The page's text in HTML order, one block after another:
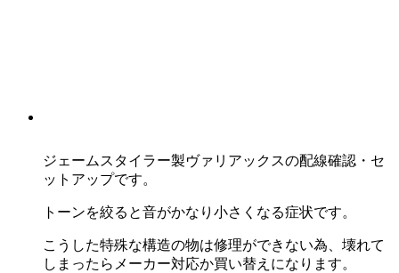
ジェームスタイラー製ヴァリアックスの配線確認・セ
ットアップです。
トーンを絞ると音がかなり小さくなる症状です。
こうした特殊な構造の物は修理ができない為、壊れて
しまったらメーカー対応か買い替えになります。